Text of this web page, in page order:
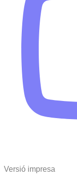
Versió impresa